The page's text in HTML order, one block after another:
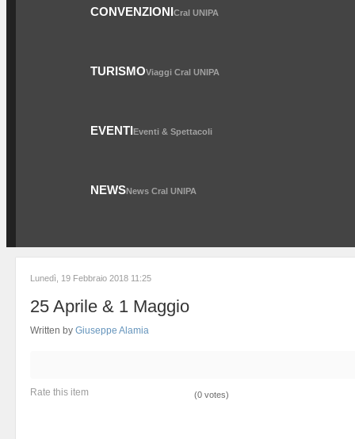
CONVENZIONICral UNIPA
TURISMOViaggi Cral UNIPA
EVENTIEventi & Spettacoli
NEWSNews Cral UNIPA
Lunedì, 19 Febbraio 2018 11:25
25 Aprile & 1 Maggio
Written by Giuseppe Alamia
Rate this item (0 votes)